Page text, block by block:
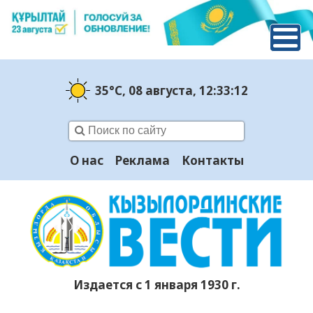
35°C, 08 августа, 12:33:13
О нас Реклама Контакты
Издается с 1 января 1930 г.